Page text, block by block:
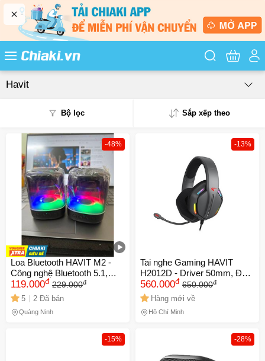
Tìm kiếm
Havit
Bộ lọc Sắp xếp theo
Giá từ cao - thấp
-48%
Loa Bluetooth HAVIT M2 -
Công nghệ Bluetooth 5.1,
Công suất 3W, Đèn RGB,
TWS, Thời gian sử dụng 4-6
giờ, Âm thanh sống động, Di
động
119.000đ 229.000đ
5 2 Đã bán
Quảng Ninh
-13%
Tai nghe Gaming HAVIT
H2012D - Driver 50mm, Đèn
RGB 36 Màu, Mic Khử Tiếng
Ồn, Thiết Kế Ergonomic,
Chất Lượng Âm Thanh Tuyệt
Vời
560.000đ 650.000đ
Hàng mới về
Hồ Chí Minh
-15% -28%